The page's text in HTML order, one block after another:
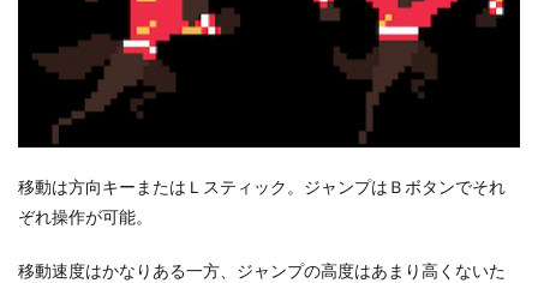
移動は方向キーまたはＬスティック。ジャンプはＢボタンでそれ
ぞれ操作が可能。
移動速度はかなりある一方、ジャンプの高度はあまり高くないた